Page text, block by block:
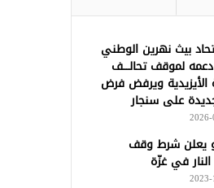
بيث نهرين الوطني
دعمه لموقف تحالــــف
الأيزيدية ويرفض فرض
على سنجار
يعلن شرط وقف
في غزّة